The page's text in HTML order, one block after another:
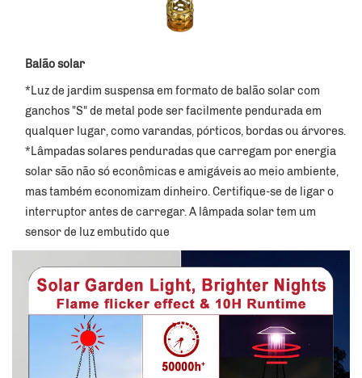
Balão solar
*Luz de jardim suspensa em formato de balão solar com
ganchos "S" de metal pode ser facilmente pendurada em
qualquer lugar, como varandas, pórticos, bordas ou árvores.
*Lâmpadas solares penduradas que carregam por energia
solar são não só econômicas e amigáveis ao meio ambiente,
mas também economizam dinheiro. Certifique-se de ligar o
interruptor antes de carregar. A lâmpada solar tem um
sensor de luz embutido que